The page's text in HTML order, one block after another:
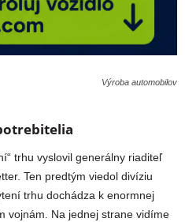
Výroba automobilov
trhu vyslovil generálny riaditeľ
Ten predtým viedol divíziu
trhu dochádza k enormnej
vojnám. Na jednej strane vidíme